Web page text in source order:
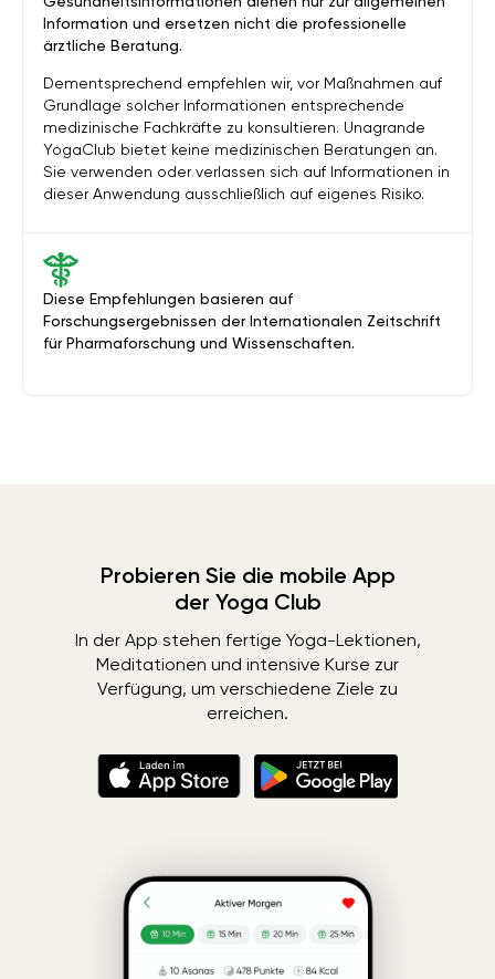
Diese Empfehlungen basieren auf
Forschungsergebnissen der Internationalen Zeitschrift
für Pharmaforschung und Wissenschaften.
Information und ersetzen nicht die professionelle
ärztliche Beratung.
Dementsprechend empfehlen wir, vor Maßnahmen auf
Grundlage solcher Informationen entsprechende
medizinische Fachkräfte zu konsultieren. Unagrande
YogaClub bietet keine medizinischen Beratungen an.
Sie verwenden oder verlassen sich auf Informationen in
dieser Anwendung ausschließlich auf eigenes Risiko.
Probieren Sie die mobile App
der Yoga Club
In der App stehen fertige Yoga-Lektionen,
Meditationen und intensive Kurse zur
Verfügung, um verschiedene Ziele zu
erreichen.